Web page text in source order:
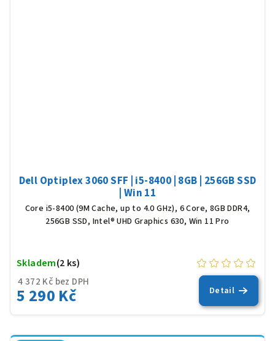
Dell Optiplex 3060 SFF | i5-8400 | 8GB | 256GB SSD
| Win 11
Core i5-8400 (9M Cache, up to 4.0 GHz), 6 Core, 8GB DDR4,
256GB SSD, Intel® UHD Graphics 630, Win 11 Pro
4 372 Kč bez DPH
5 290 Kč
Skladem(2 ks)
Detail